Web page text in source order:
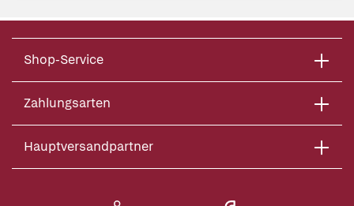
Shop-Service
Zahlungsarten
Hauptversandpartner